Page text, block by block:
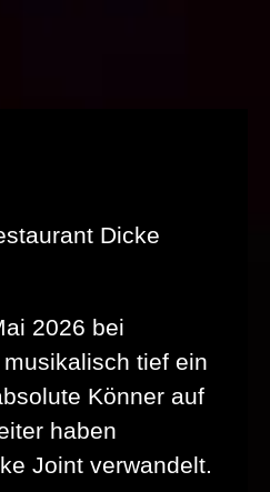
Dicke
2026 bei
tief ein
Könner auf
haben
Joint verwandelt.